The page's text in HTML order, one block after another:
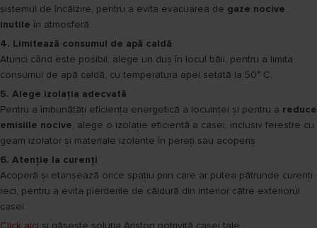
sistemul de încălzire, pentru a evita evacuarea de gaze nocive
inutile în atmosferă.
4. Limitează consumul de apă caldă
Atunci când este posibil, alege un duș în locul băii, pentru a limita
consumul de apă caldă, cu temperatura apei setată la 50° C.
5. Alege izolația adecvată
Pentru a îmbunătăți eficiența energetică a locuinței și pentru a reduce
emisiile nocive, alege o izolație eficientă a casei, inclusiv ferestre cu
geam izolator și materiale izolante în pereți sau acoperiș.
6. Atenție la curenți
Acoperă și etanșează orice spațiu prin care ar putea pătrunde curenți
reci, pentru a evita pierderile de căldură din interior către exteriorul
casei.
Click aici și găsește soluția Ariston potrivită casei tale.